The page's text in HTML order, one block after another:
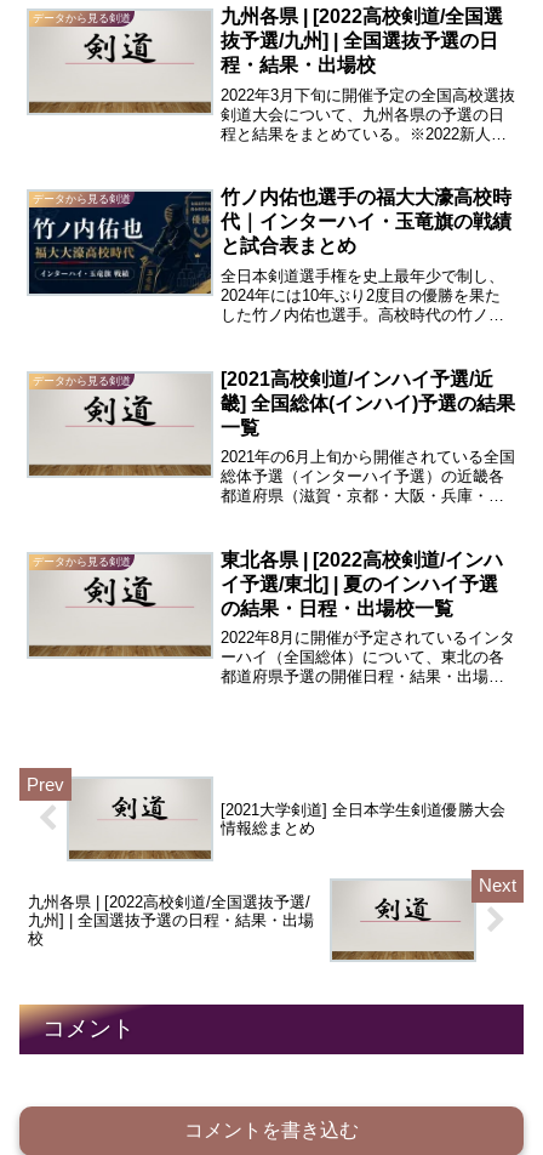
道新人大会の男子団体・男子個人・女子
団体・女子個人そ...
データから見る剣道
九州各県 | [2022高校剣道/全国選
抜予選/九州] | 全国選抜予選の日
程・結果・出場校
2022年3月下旬に開催予定の全国高校選抜
剣道大会について、九州各県の予選の日
程と結果をまとめている。※2022新人戦
州）の結果はこちら福岡・佐賀・長崎・
熊本・大分・宮...
データから見る剣道
竹ノ内佑也選手の福大大濠高校時
代｜インターハイ・玉竜旗の戦績
と試合表まとめ
全日本剣道選手権を史上最年少で制し、
2024年には10年ぶり2度目の優勝を果た
した竹ノ内佑也選手。高校時代の竹ノ内
ていた。インターハイ団体戦には1年時か
ら3年連続で出場...
データから見る剣道
[2021高校剣道/インハイ予選/近
畿] 全国総体(インハイ)予選の結果
一覧
2021年の6月上旬から開催されている全国
総体予選（インターハイ予選）の近畿各
都道府県（滋賀・京都・大阪・兵庫・奈
表を作成しておりますが、間違いがあっ
た場合にはコメント...
データから見る剣道
東北各県 | [2022高校剣道/インハ
イ予選/東北] | 夏のインハイ予選
の結果・日程・出場校一覧
2022年8月に開催が予定されているインタ
ーハイ（全国総体）について、東北の各
都道府県予選の開催日程・結果・出場校
[2021大学剣道] 全日本学生剣道優勝大会
情報総まとめ
九州各県 | [2022高校剣道/全国選抜予選/
九州] | 全国選抜予選の日程・結果・出場
校
コメント
コメントを書き込む